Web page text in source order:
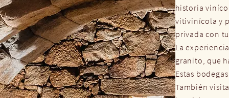
historia
vitivinícola y
privada con
La
granito, que
Estas
También